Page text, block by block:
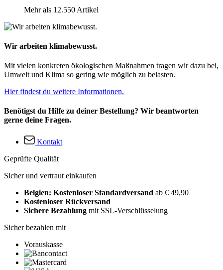
Mehr als 12.550 Artikel
Wir arbeiten klimabewusst.
Mit vielen konkreten ökologischen Maßnahmen tragen wir dazu bei,
Umwelt und Klima so gering wie möglich zu belasten.
Hier findest du weitere Informationen.
Benötigst du Hilfe zu deiner Bestellung? Wir beantworten
gerne deine Fragen.
Kontakt
Geprüfte Qualität
Sicher und vertraut einkaufen
Belgien: Kostenloser Standardversand ab € 49,90
Kostenloser Rückversand
Sichere Bezahlung mit SSL-Verschlüsselung
Sicher bezahlen mit
Vorauskasse